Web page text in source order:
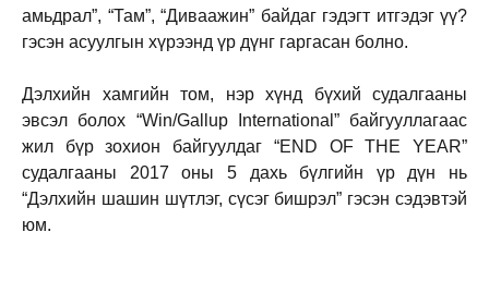
амьдрал”, “Там”, “Диваажин” байдаг гэдэгт итгэдэг үү?
гэсэн асуулгын хүрээнд үр дүнг гаргасан болно.
Дэлхийн хамгийн том, нэр хүнд бүхий судалгааны
эвсэл болох “Win/Gallup International ” байгууллагаас
жил бүр зохион байгуулдаг “END OF THE YEAR”
судалгааны 2017 оны 5 дахь бүлгийн үр дүн нь
“Дэлхийн шашин шүтлэг, сүсэг бишрэл” гэсэн сэдэвтэй
юм.